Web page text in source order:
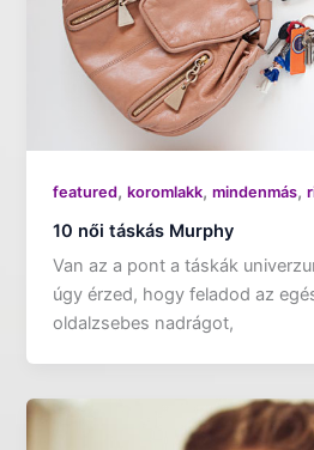
featured,koromlakk,mindenmás,
10 női táskás Murphy
Van az a pont a táskák
úgy érzed, hogy feladod az
oldalzsebes nadrágot,